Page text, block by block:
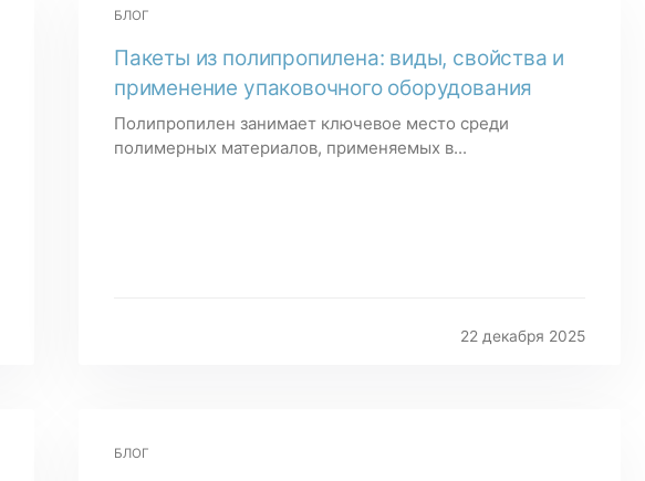
БЛОГ
Пакеты из полипропилена: виды, свойства и
применение упаковочного оборудования
Полипропилен занимает ключевое место среди
полимерных материалов, применяемых в...
22 декабря 2025
БЛОГ